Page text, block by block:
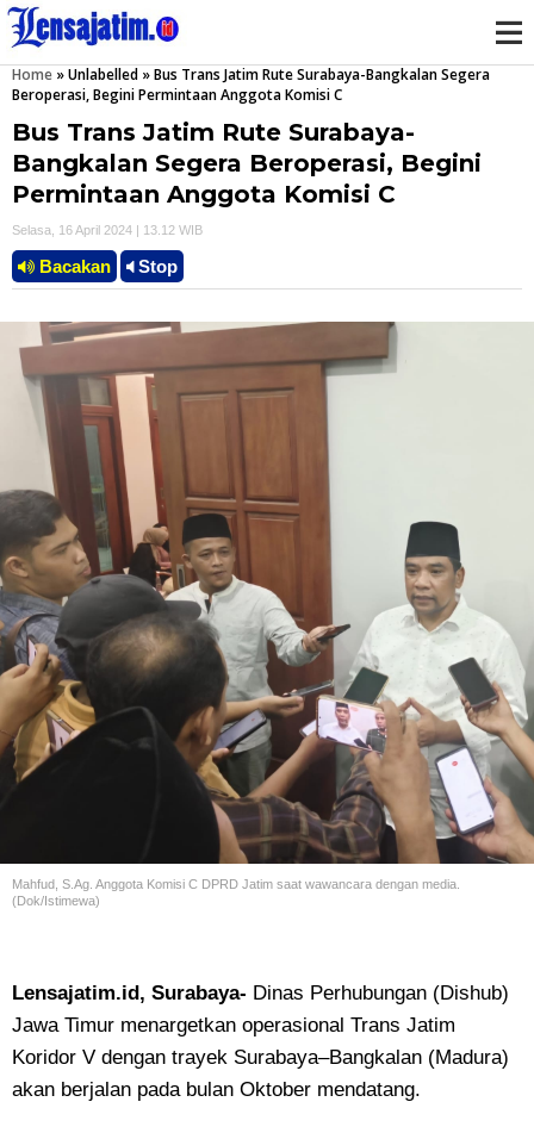
Home »Unlabelled »Bus Trans Jatim Rute Surabaya-Bangkalan Segera
Beroperasi, Begini Permintaan Anggota Komisi C
Bus Trans Jatim Rute Surabaya-
Bangkalan Segera Beroperasi, Begini
Permintaan Anggota Komisi C
Selasa, 16 April 2024 | 13.12 WIB
Bacakan Stop
Mahfud, S.Ag. Anggota Komisi C DPRD Jatim saat wawancara dengan media.
(Dok/Istimewa)
Lensajatim.id, Surabaya- Dinas Perhubungan (Dishub)
Jawa Timur menargetkan operasional Trans Jatim
Koridor V dengan trayek Surabaya–Bangkalan (Madura)
akan berjalan pada bulan Oktober mendatang.